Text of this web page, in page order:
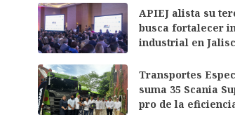
APIEJ alista su
busca fortalecer
industrial en
Transportes
suma 35 Scania
pro de la